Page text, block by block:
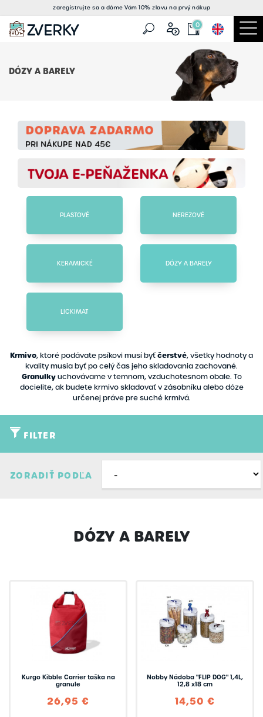
zaregistrujte sa a dáme Vám 10% zlavu na prvý nákup
0
DÓZY A BARELY
PLASTOVÉ NEREZOVÉ
KERAMICKÉ DÓZY A BARELY
LICKIMAT
Krmivo, ktoré podávate psíkovi musí byťčerstvé, všetky hodnoty a
kvality musia byť po celý čas jeho skladovania zachované.
Granulkyuchovávame v temnom, vzduchotesnom obale. To
docielite, ak budete krmivo skladovať v zásobníku alebo dóze
určenej práve pre suché krmivá.
FILTER
DÓZY A BARELY
ZORADIŤ PODĽA
Kurgo Kibble Carrier taška na
granule
26,95 €
Nobby Nádoba "FLIP DOG" 1,4L,
12,8 x18 cm
14,50 €